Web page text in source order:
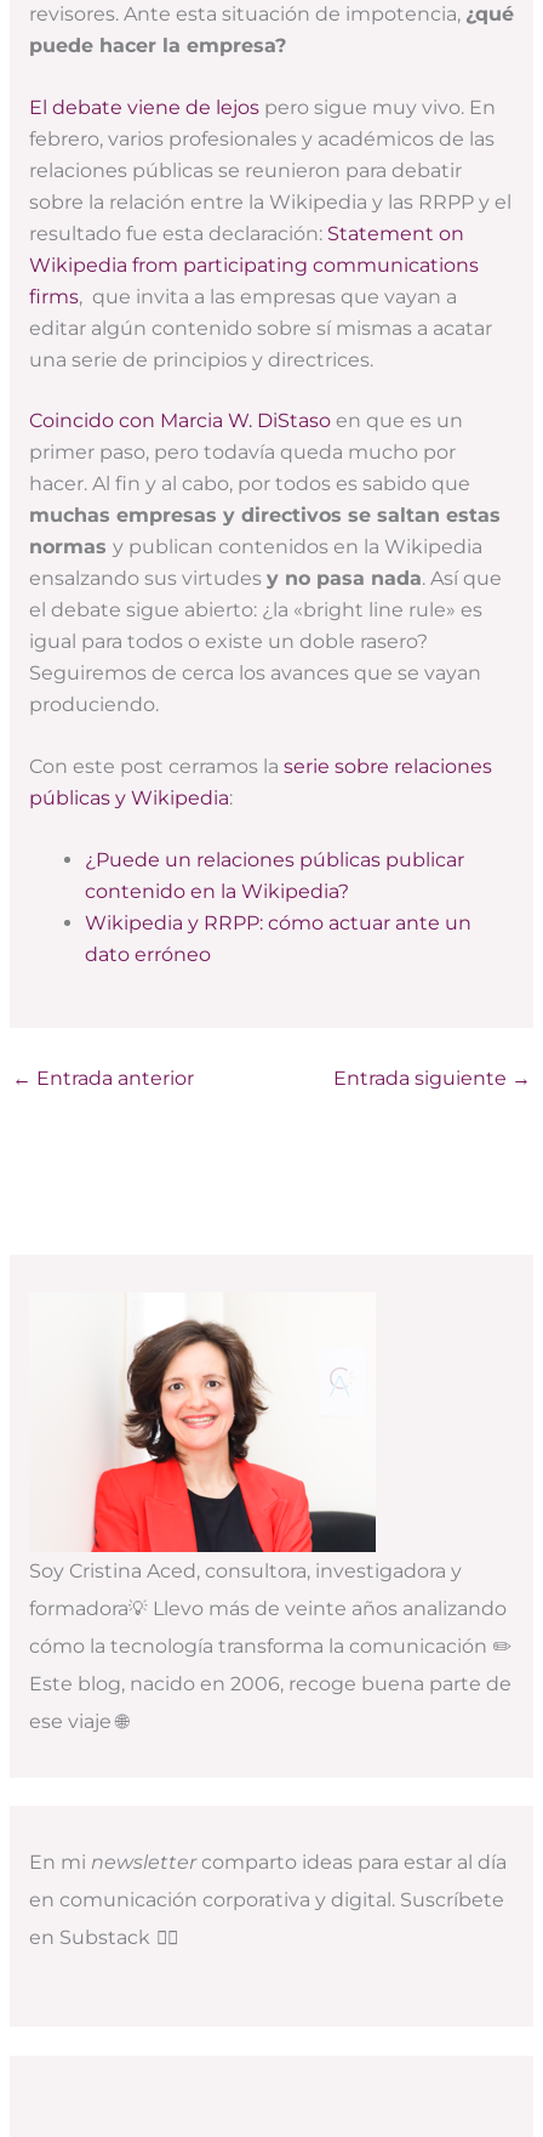
revisores. Ante esta situación de impotencia, ¿qué
puede hacer la empresa?
El debate viene de lejospero sigue muy vivo. En
febrero, varios profesionales y académicos de las
relaciones públicas se reunieron para debatir
sobre la relación entre la Wikipedia y las RRPP y el
resultado fue esta declaración: Statement on
Wikipedia from participating communications
firms, que invita a las empresas que vayan a
editar algún contenido sobre sí mismas a acatar
una serie de principios y directrices.
Coincido con Marcia W. DiStasoen que es un
primer paso, pero todavía queda mucho por
hacer. Al fin y al cabo, por todos es sabido que
muchas empresas y directivos se saltan estas
normas y publican contenidos en la Wikipedia
ensalzando sus virtudes y no pasa nada. Así que
el debate sigue abierto: ¿la «bright line rule» es
igual para todos o existe un doble rasero?
Seguiremos de cerca los avances que se vayan
produciendo.
Con este post cerramos la serie sobre relaciones
públicas y Wikipedia:
¿Puede un relaciones públicas publicar
contenido en la Wikipedia?
Wikipedia y RRPP: cómo actuar ante un
dato erróneo
← Entrada anterior Entrada siguiente →
Soy Cristina Aced, consultora, investigadora y
formadora💡 Llevo más de veinte años analizando
cómo la tecnología transforma la comunicación ✏️
Este blog, nacido en 2006, recoge buena parte de
ese viaje 🌐
En mi newslettercomparto ideas para estar al día
en comunicación corporativa y digital. Suscríbete
en Substack 👇🏻